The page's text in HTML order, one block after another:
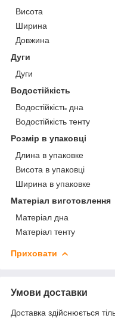
Висота
Ширина
Довжина
Дуги
Дуги
Водостійкість
Водостійкість дна
Водостійкість тенту
Розмір в упаковці
Длина в упаковке
Висота в упаковці
Ширина в упаковке
Матеріал виготовлення
Матеріал дна
Матеріал тенту
Приховати
Умови доставки
Доставка здійснюється